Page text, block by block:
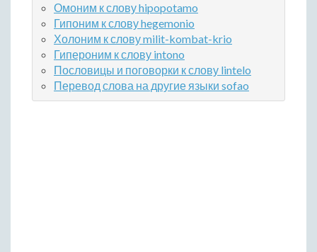
Омоним к слову hipopotamo
Гипоним к слову hegemonio
Холоним к слову milit-kombat-krio
Гипероним к слову intono
Пословицы и поговорки к слову lintelo
Перевод слова на другие языки sofao